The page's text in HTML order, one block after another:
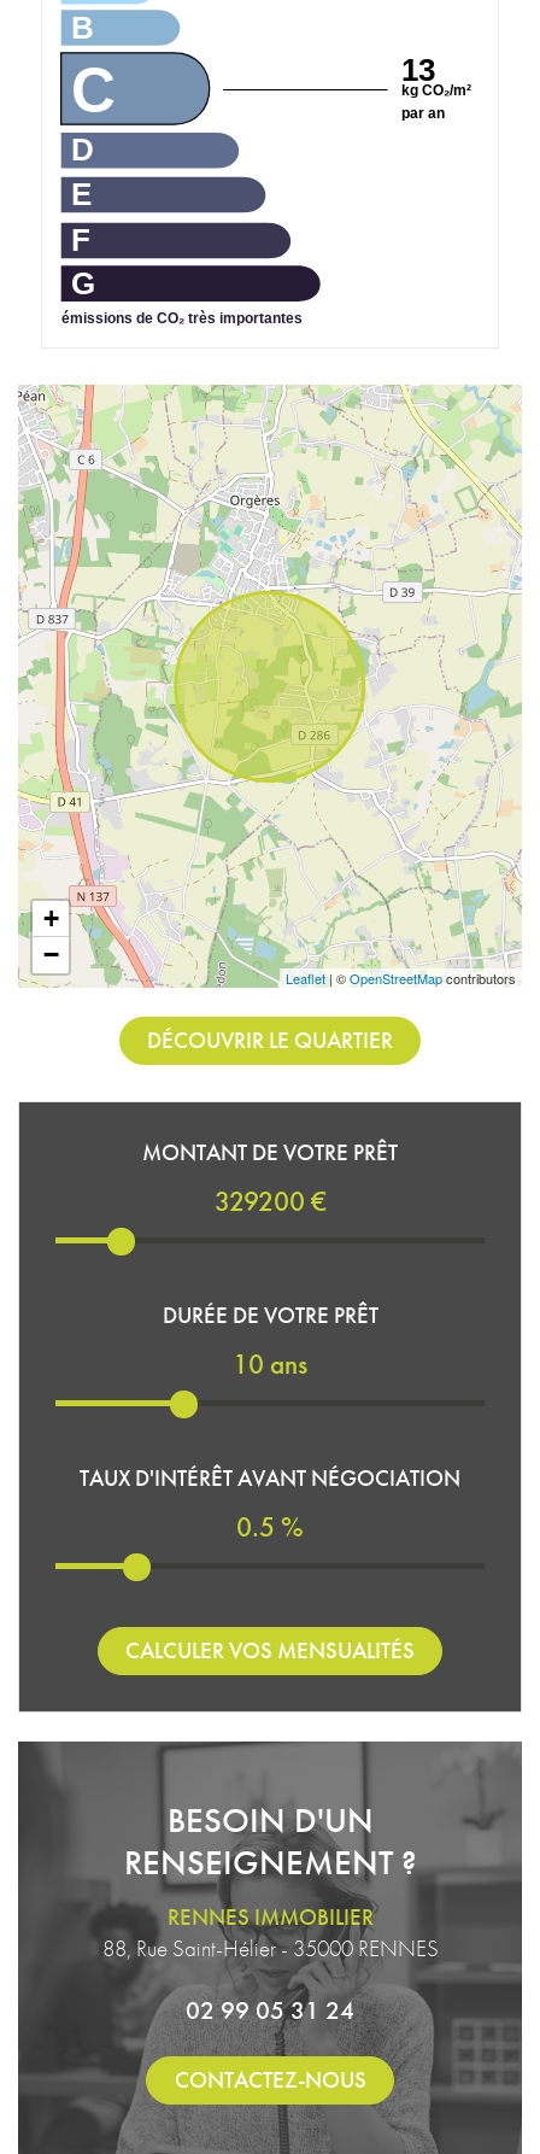
13
kg CO₂/m²
par an
B
C
D
E
F
G
émissions de CO₂ très importantes
+
−
Leaflet | ©OpenStreetMapcontributors
DÉCOUVRIR LE QUARTIER
MONTANT DE VOTRE PRÊT
329200 €
DURÉE DE VOTRE PRÊT
10 ans
TAUX D'INTÉRÊT AVANT NÉGOCIATION
0.5 %
CALCULER VOS MENSUALITÉS
BESOIN D'UN
RENSEIGNEMENT ?
RENNES IMMOBILIER
88, Rue Saint-Hélier - 35000 RENNES
02 99 05 31 24
CONTACTEZ-NOUS